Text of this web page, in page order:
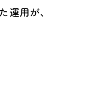
用が、